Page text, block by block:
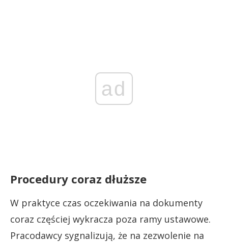
ad
Procedury coraz dłuższe
W praktyce czas oczekiwania na dokumenty
coraz częściej wykracza poza ramy ustawowe.
Pracodawcy sygnalizują, że na zezwolenie na